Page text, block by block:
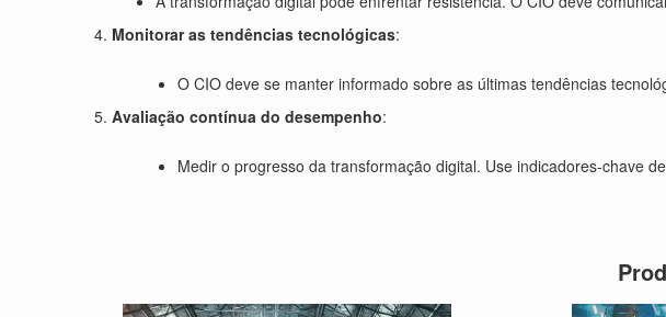
Monitorar as tendências tecnológicas:
O CIO deve se manter informado sobre as últimas tendências
Avaliação contínua do desempenho:
Medir o progresso da transformação digital. Use indicadores-chave